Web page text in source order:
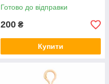
Готово до відправки
200 ₴
Купити